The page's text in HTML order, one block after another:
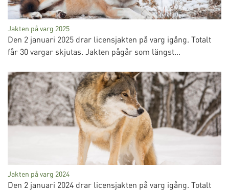
Jakten på varg 2025
Den 2 januari 2025 drar licensjakten på varg igång. Totalt
får 30 vargar skjutas. Jakten pågår som längst...
Jakten på varg 2024
Den 2 januari 2024 drar licensjakten på varg igång. Totalt